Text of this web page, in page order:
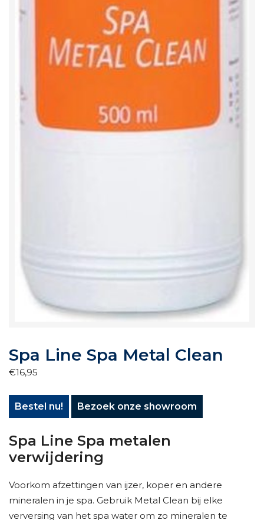
Spa Line Spa Metal Clean
€16,95
Bestel nu! Bezoek onze showroom
Spa Line Spa metalen
verwijdering
Voorkom afzettingen van ijzer, koper en andere
mineralen in je spa. Gebruik Metal Clean bij elke
verversing van het spa water om zo mineralen te